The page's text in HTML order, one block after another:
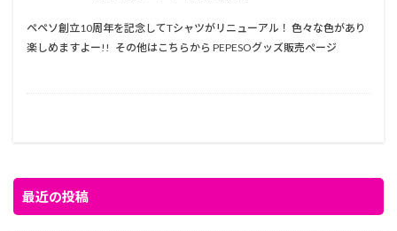
ペペソ創立10周年を記念してTシャツがリニューアル！ 色々な色があり
楽しめますよー!! その他はこちらから PEPESOグッズ販売ぺージ
最近の投稿